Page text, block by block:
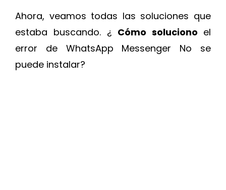
Ahora, veamos todas las soluciones que
estaba buscando. ¿ Cómo soluciono el
error de WhatsApp Messenger No se
puede instalar?